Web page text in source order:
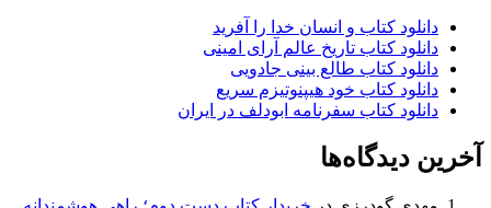
دانلود کتاب و انسان خدا را آفرید
دانلود کتاب تاریخ عالم آرای امینی
دانلود کتاب طالع بینی جادویی
دانلود کتاب خود هیپنوتیزم سریع
دانلود کتاب سفرنامه ابودلف در ایران
آخرین دیدگاه‌ها